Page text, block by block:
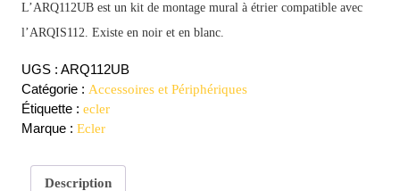
L’ARQ112UB est un kit de montage mural à étrier compatible avec
l’ARQIS112. Existe en noir et en blanc.
UGS : ARQ112UB
Catégorie : Accessoires et Périphériques
Étiquette : ecler
Marque : Ecler
Description